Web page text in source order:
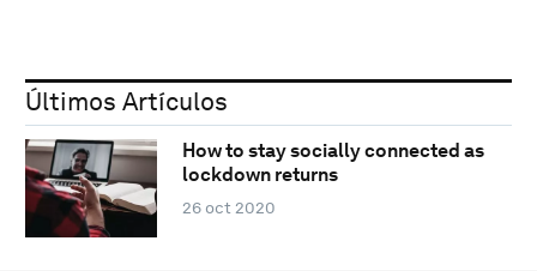
Últimos Artículos
How to stay socially connected as
lockdown returns
26 oct 2020